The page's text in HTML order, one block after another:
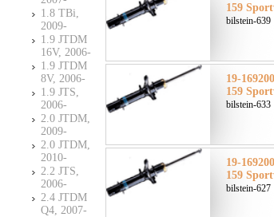
1.8 TBi,
2009-
1.9 JTDM
16V, 2006-
1.9 JTDM
8V, 2006-
1.9 JTS,
2006-
2.0 JTDM,
2009-
2.0 JTDM,
2010-
2.2 JTS,
2006-
2.4 JTDM
Q4, 2007-
159
bilstein-639
19-
159
bilstein-633
19-
159
bilstein-627